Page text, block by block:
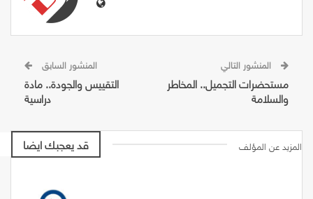
المنشور السابق
التقييس والجودة.. مادة
دراسية
مستحضرات التجميل.. المخاطر
والسلامة
قد يعجبك ايضا المزيد عن المؤلف